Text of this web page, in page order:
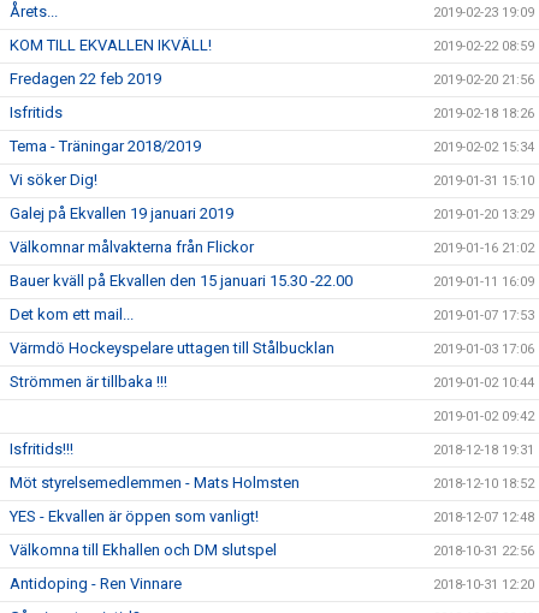
Årets... 2019-02-23 19:09
KOM TILL EKVALLEN IKVÄLL! 2019-02-22 08:59
Fredagen 22 feb 2019 2019-02-20 21:56
Isfritids 2019-02-18 18:26
Tema - Träningar 2018/2019 2019-02-02 15:34
Vi söker Dig! 2019-01-31 15:10
Galej på Ekvallen 19 januari 2019 2019-01-20 13:29
Välkomnar målvakterna från Flickor 2019-01-16 21:02
Bauer kväll på Ekvallen den 15 januari 15.30 -22.00 2019-01-11 16:09
Det kom ett mail... 2019-01-07 17:53
Värmdö Hockeyspelare uttagen till Stålbucklan 2019-01-03 17:06
Strömmen är tillbaka !!! 2019-01-02 10:44
2019-01-02 09:42
Isfritids!!! 2018-12-18 19:31
Möt styrelsemedlemmen - Mats Holmsten 2018-12-10 18:52
YES - Ekvallen är öppen som vanligt! 2018-12-07 12:48
Välkomna till Ekhallen och DM slutspel 2018-10-31 22:56
Antidoping - Ren Vinnare 2018-10-31 12:20